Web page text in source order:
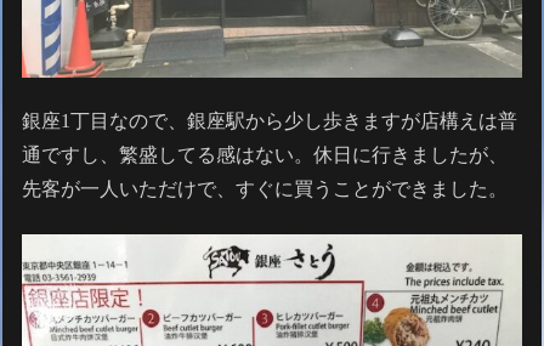
銀座1丁目なので、銀座駅から少し歩きますが店構えは普
通ですし、繁盛してる感はない。休日に行きましたが、
先客が一人いただけで、すぐに買うことができました。